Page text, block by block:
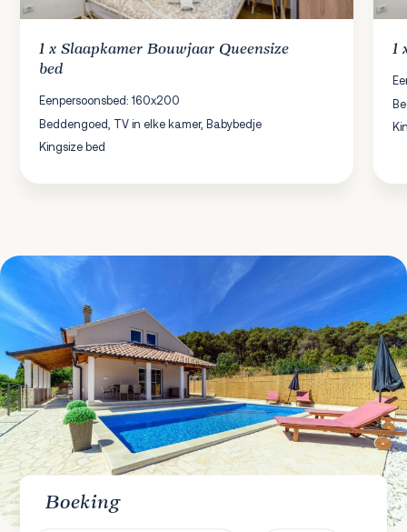
1 xSlaapkamerBouwjaar Queensize
bed
Eenpersoonsbed: 160x200
Beddengoed, TV in elke kamer, Babybedje
Kingsize bed
1
Boeking